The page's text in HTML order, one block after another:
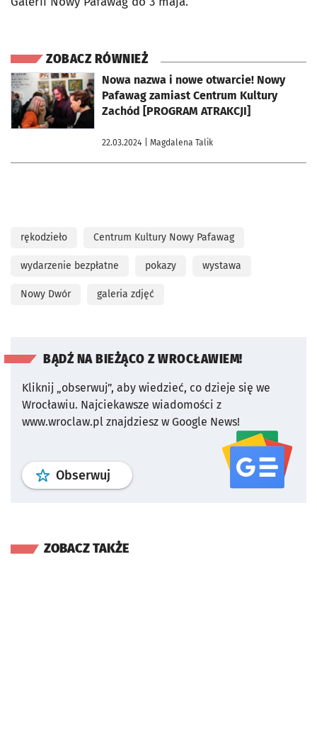
ZOBACZ RÓWNIEŻ
Nowa nazwa i nowe otwarcie! Nowy
Pafawag zamiast Centrum Kultury
Zachód [PROGRAM ATRAKCJI]
22.03.2024 | Magdalena Talik
otworzy się w nowej karcie
rękodzieło Centrum Kultury Nowy Pafawag
wydarzenie bezpłatne pokazy wystawa
Nowy Dwór galeria zdjęć
BĄDŹ NA BIEŻĄCO Z WROCŁAWIEM!
Kliknij „obserwuj”, aby wiedzieć, co dzieje się we
Wrocławiu. Najciekawsze wiadomości z
www.wroclaw.pl znajdziesz w Google News!
Obserwuj profil serwisu
ZOBACZ TAKŻE